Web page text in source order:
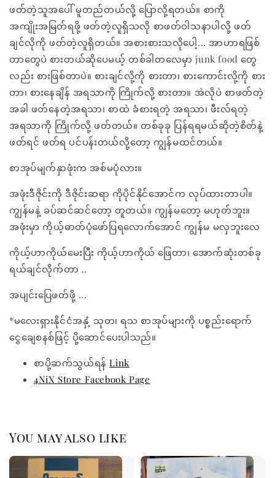
ဖတ်တဲ့သူအပေါ် မူတည်တယ်လို့ ပြောလို့ရတယ်။ စာကို
အကျိုးအမြတ်ရဖို့ ဖတ်တဲ့လူရှိသလို စာဖတ်ဝါသနာပါလို့ ဖတ်
ချင်လိုကို ဖတ်တဲ့လူရှိတယ်။ အစားစားသလိုပေါ့... အာဟာရဖြစ်
တာတွေပဲ စားတယ်ဆိုပေမယ့် တစ်ခါတလေမှာ junk food တွေ
လည်း စားဖြစ်တာပဲ။ စားချင်လို့ကို စားတာ၊ စားကောင်းလို့ကို စား
တာ၊ စားနေချိန် အရသာကို ကြိုက်လို့ စားတာ။ အဲလိုပဲ စာဖတ်တဲ့
အခါ ဖတ်နေတဲ့အရသာ၊ စာထဲ ခံစားရတဲ့ အရသာ၊ ဖီးလ်ရတဲ့
အရသာကို ကြိုက်လို့ ဖတ်တယ်။ တစ်ခုခု ပြန်ရရမယ်ဆိုတဲ့စိတ်နဲ့
ဖတ်ရင် ဖတ်ရ ပင်ပန်းတယ်လို့တော့ ကျွန်မထင်တယ်။
စာအုပ်မျက်နှာဖုံးက အစ်မပုံလား။
အဖုံးဒီဇိုင်းကို ဒီဇိုင်းဆရာ ကိုပိုင်နိုင်အောင်က လုပ်ထားတာပါ။
ကျွန်မနဲ့ ခပ်ဆင်ဆင်တော့ တူတယ်။ ကျွန်မတော့ မဟုတ်ဘူး။
အဖုံးမှာ ကိုယ့်ဓာတ်ပုံဖော်ပြရလောက်အောင် ကျွန်မ မလှဘူးလေ
ကိုယ့်ဟာကိုယ်မေးပြီး ကိုယ့်ဟာကိုယ် ဖြေတာ၊ အောက်ဆုံးတစ်ခု
ရယ်ချင်လိုက်တာ ..
အပျင်းပြေဖတ်ဖို့ ...
*မလေးရှားနိုင်ငံအနှံ့ သုတ၊ ရသ စာအုပ်များကို ပစ္စည်းရောက်
ငွေချေစနစ်ဖြင့် ပို့ဆောင်ပေးပါသည်။
စာပို့ဆက်သွယ်ရန်Link
4NiX Store Facebook Page
You may also like